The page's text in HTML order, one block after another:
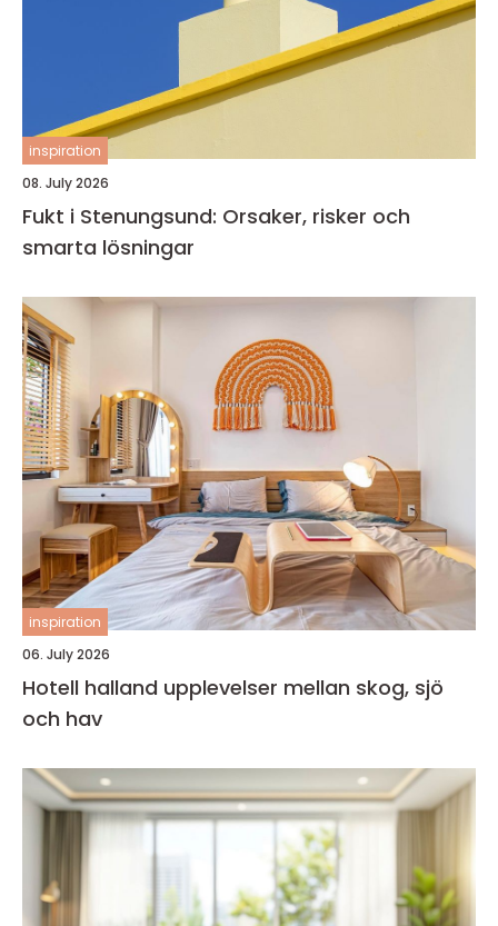
inspiration
08. July 2026
Fukt i Stenungsund: Orsaker, risker och
smarta lösningar
inspiration
06. July 2026
Hotell halland upplevelser mellan skog, sjö
och hav